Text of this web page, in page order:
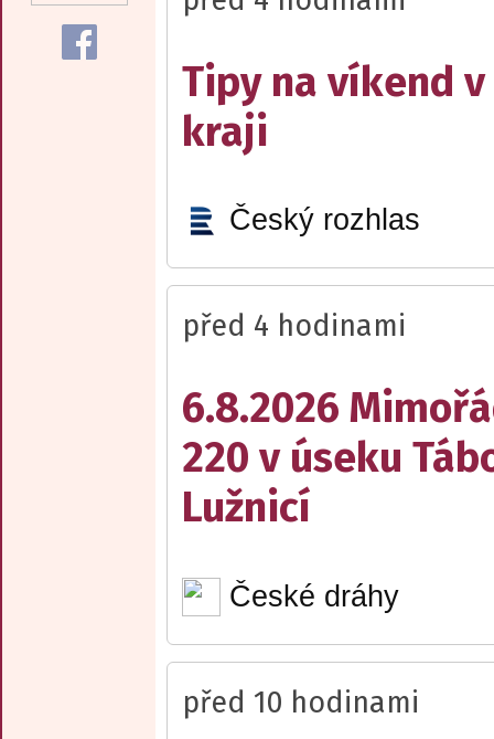
Tipy na víkend
kraji
Český rozhlas
před 4 hodinami
6.8.2026
220 v úseku
Lužnicí
České dráhy
před 10 hodinami